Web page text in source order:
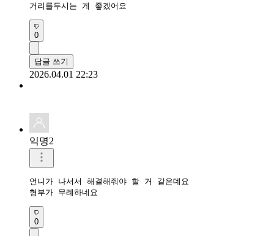
거리를두시는 게 좋겠어요
0
답글 쓰기
2026.04.01 22:23
익명2
언니가 나서서 해결해줘야 할 거 같은데요
형부가 무례하네요
0